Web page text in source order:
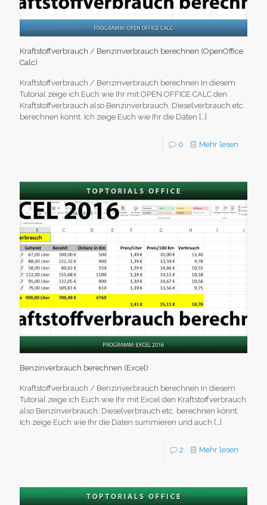
Kraftstoffverbrauch / Benzinverbrauch berechnen (OpenOffice
Calc)
Kraftstoffverbrauch / Benzinverbrauch berechnen In diesem
Tutorial zeige ich Euch wie Ihr mit OPEN OFFICE CALC den
Kraftstoffverbrauch also Benzinverbrauch, Dieselverbrauch etc.
berechnen könnt. Ich zeige Euch wie Ihr die Daten […]
0 Mehr lesen
Benzinverbrauch berechnen (Excel)
Kraftstoffverbrauch / Benzinverbrauch berechnen In diesem
Tutorial zeige ich Euch wie Ihr mit Excel den Kraftstoffverbrauch
also Benzinverbrauch, Dieselverbrauch etc. berechnen könnt.
Ich zeige Euch wie Ihr die Daten summieren und auch […]
2 Mehr lesen